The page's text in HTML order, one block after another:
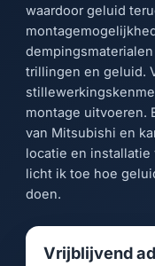
waardoor geluid
trillingen en geluid.
montage uitvoeren.
van Mitsubishi en
locatie en installatie
licht ik toe hoe
doen.
Vrijblijvend